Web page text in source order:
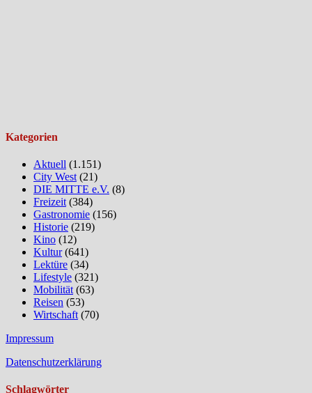
Kategorien
Aktuell (1.151)
City West (21)
DIE MITTE e.V. (8)
Freizeit (384)
Gastronomie (156)
Historie (219)
Kino (12)
Kultur(641)
Lektüre (34)
Lifestyle (321)
Mobilität (63)
Reisen (53)
Wirtschaft (70)
Impressum
Datenschutzerklärung
Schlagwörter